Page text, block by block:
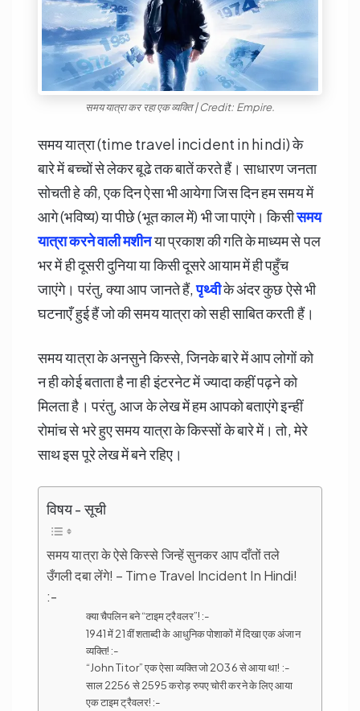
समय यात्रा कर रहा एक व्यक्ति | Credit: Empire.
समय यात्रा (time travel incident in hindi) के
बारे में बच्चों से लेकर बूढे तक बातें करते हैं। साधारण जनता
सोचती हे की, एक दिन ऐसा भी आयेगा जिस दिन हम समय में
आगे (भविष्य) या पीछे (भूत काल में) भी जा पाएंगे। किसीसमय
यात्रा करने वाली मशीनया प्रकाश की गति के माध्यम से पल
भर में ही दूसरी दुनिया या किसी दूसरे आयाम में ही पहुँच
जाएंगे। परंतु, क्या आप जानते हैं,पृथ्वीके अंदर कुछ ऐसे भी
घटनाएँ हुई हैं जो की समय यात्रा को सही साबित करती हैं।
समय यात्रा के अनसुने किस्से, जिनके बारे में आप लोगों को
न ही कोई बताता है ना ही इंटरनेट में ज्यादा कहीं पढ़ने को
मिलता है। परंतु, आज के लेख में हम आपको बताएंगे इन्हीं
रोमांच से भरे हुए समय यात्रा के किस्सों के बारे में। तो, मेरे
साथ इस पूरे लेख में बने रहिए।
विषय - सूची
समय यात्रा के ऐसे किस्से जिन्हें सुनकर आप दाँतों तले
उँगली दबा लेंगे! – Time Travel Incident In Hindi!
:-
क्या चैपलिन बने “टाइम ट्रैवलर”! :-
1941 में 21 वीं शताब्दी के आधुनिक पोशाकों में दिखा एक अंजान
व्यक्ति! :-
“John Titor” एक ऐसा व्यक्ति जो 2036 से आया था! :-
साल 2256 से 2595 करोड़ रुपए चोरी करने के लिए आया
एक टाइम ट्रैवलर! :-